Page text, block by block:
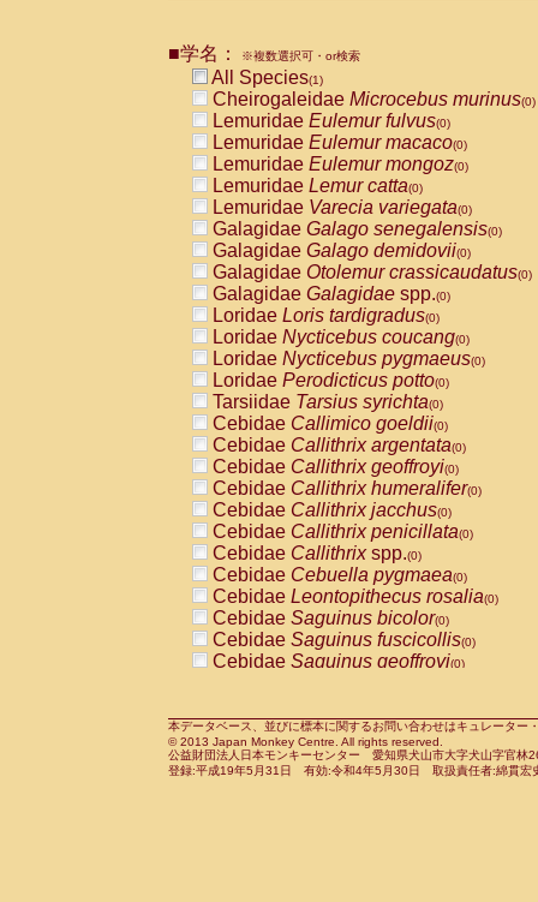
CebidaeCebus nigrivittatus
CebidaeCebus
CebidaeSaimiri boliviensis(0)
CebidaeSaimiri sciureus(0)
AtelidaeAlouatta caraya(0)
AtelidaeAlouatta fusca(0)
AtelidaeAlouatta seniculus
AtelidaeAlouattaspp.(0)
AtelidaeAteles belzebuth(0)
AtelidaeAteles geoffroyi(0)
AtelidaeAteles paniscus(0)
AtelidaeAtelesspp.(0)
Atelidae Lagothrix lagothricha
AtelidaeLagothrix lagothricha cana
PitheciidaeCacajao calvus
PitheciidaeCallicebus cupreus
PitheciidaeCallicebus donacophilus
PitheciidaeCallicebus moloch
PitheciidaeCallicebus torquatus
PitheciidaeCallicebusspp.(0)
PitheciidaeChiropotes satanas(0)
PitheciidaePithecia monachus
PitheciidaePithecia pithecia(0)
CercopithecidaeCercocebus agilis
CercopithecidaeCercocebus
CercopithecidaeCercocebus
CercopithecidaeCercocebus
CercopithecidaeCercocebus
CercopithecidaeCercocebushybrid
CercopithecidaePapio anubis(0)
CercopithecidaePapio cynocephalus
CercopithecidaePapio hamadryas(0)
■学名： ※複数選択可・or検索
All Species(1)
Cheirogaleidae Microcebus murinus(0)
Lemuridae Eulemur fulvus(0)
Lemuridae Eulemur macaco(0)
Lemuridae Eulemur mongoz(0)
Lemuridae Lemur catta(0)
Lemuridae Varecia variegata(0)
Galagidae Galago senegalensis(0)
Galagidae Galago demidovii(0)
Galagidae Otolemur crassicaudatus(0)
Galagidae Galagidae spp.(0)
Loridae Loris tardigradus(0)
Loridae Nycticebus coucang(0)
Loridae Nycticebus pygmaeus(0)
Loridae Perodicticus potto(0)
Tarsiidae Tarsius syrichta(0)
Cebidae Callimico goeldii(0)
Cebidae Callithrix argentata(0)
Cebidae Callithrix geoffroyi(0)
Cebidae Callithrix humeralifer(0)
Cebidae Callithrix jacchus(0)
Cebidae Callithrix penicillata(0)
Cebidae Callithrixspp.(0)
Cebidae Cebuella pygmaea(0)
Cebidae Leontopithecus rosalia(0)
Cebidae Saguinus bicolor(0)
Cebidae Saguinus fuscicollis(0)
Cebidae Saguinus geoffroyi(0)
CebidaeSaguinus leucopus(0)
CebidaeSaguinus midas(0)
Cebidae Saguinus mystax(0)
本データベース、並びに標本に関するお問い合わせはキュレータ
© 2013 Japan Monkey Centre. All rights reserved.
公益財団法人日本モンキーセンター 愛知県犬山市大字犬山字官
登録:平成19年5月31日 有効:令和4年5月30日 取扱責任者:綿貫宏